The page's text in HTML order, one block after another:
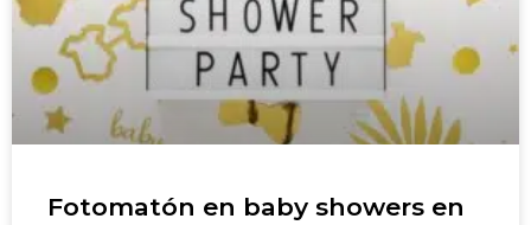
Fotomatón en baby showers en